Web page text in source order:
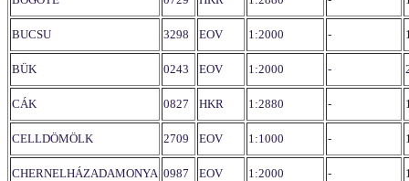
BUCSU 3298 EOV 1:2000 -
BÜK 0243 EOV 1:2000 -
CÁK 0827 HKR 1:2880 -
CELLDÖMÖLK 2709 EOV 1:1000 -
CHERNELHÁZADAMONYA 0987 EOV 1:2000 -